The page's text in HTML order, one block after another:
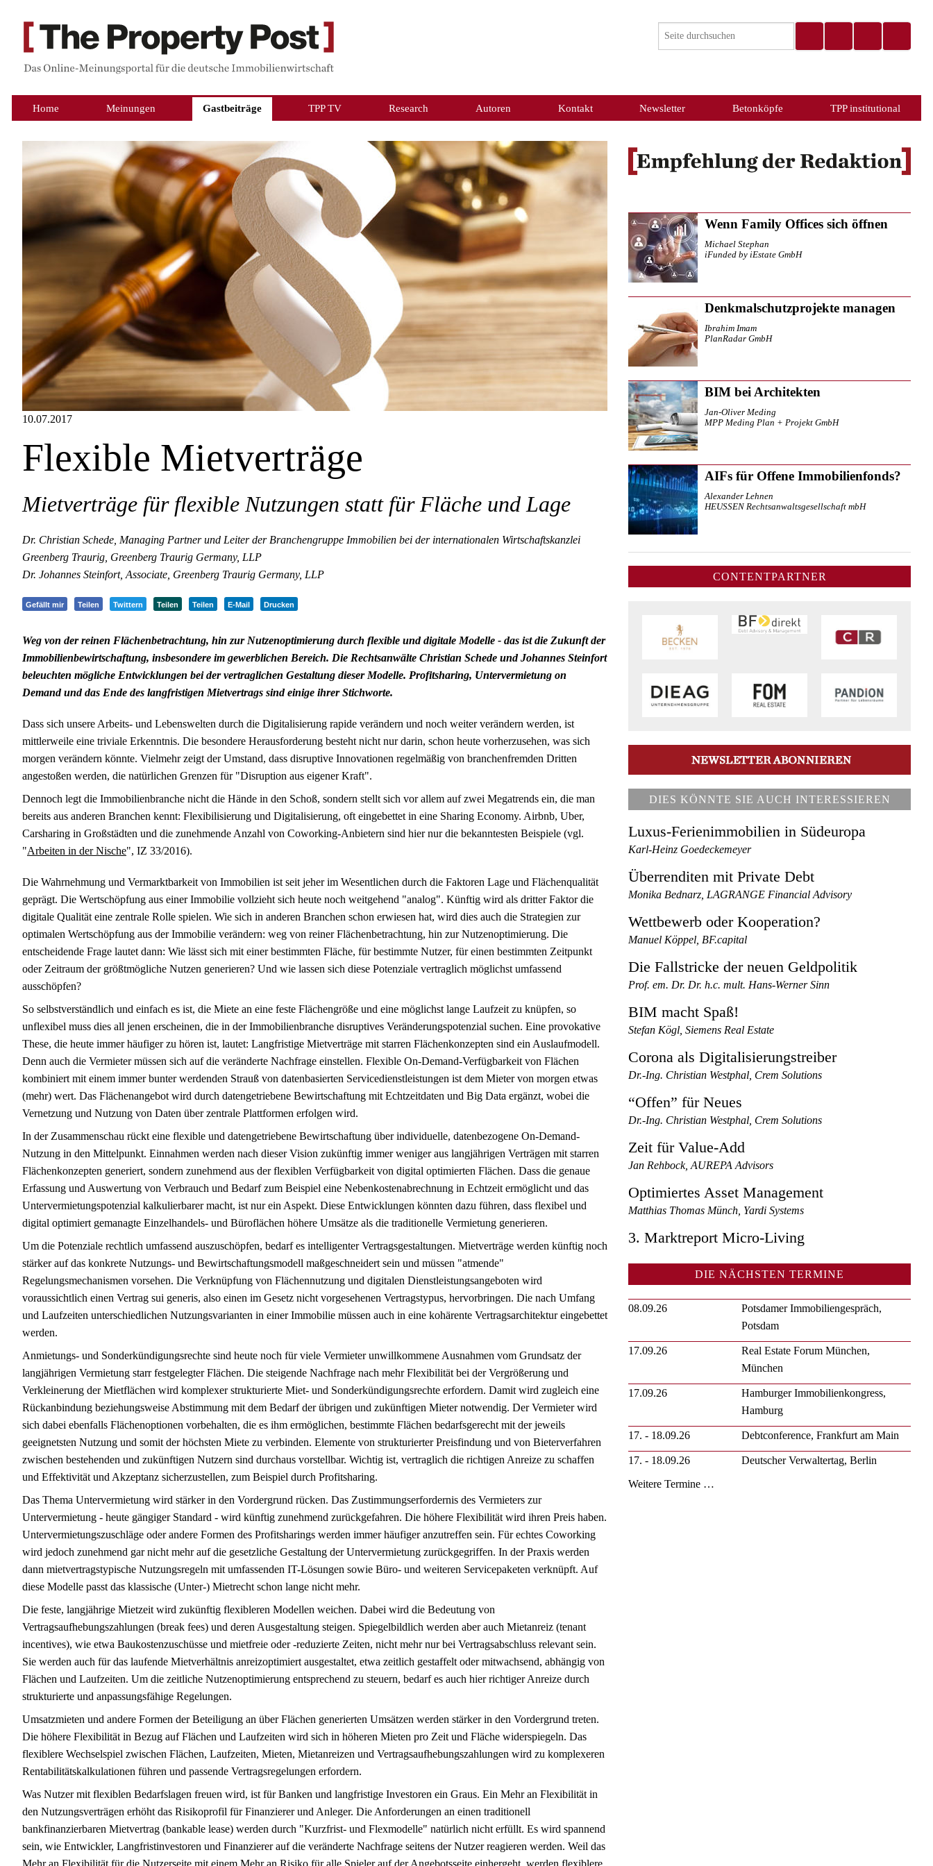
Home Meinungen Gastbeiträge TPP TV Research Autoren Kontakt Newsletter Betonköpfe TPP institutional
10.07.2017
Flexible Mietverträge
Mietverträge für flexible Nutzungen statt für Fläche und Lage
Dr. Christian Schede, Managing Partner und Leiter der Branchengruppe Immobilien bei der internationalen Wirtschaftskanzlei
Greenberg Traurig, Greenberg Traurig Germany, LLP
Dr. Johannes Steinfort, Associate, Greenberg Traurig Germany, LLP
Gefällt mir Teilen Twittern Teilen Teilen E-Mail Drucken
Weg von der reinen Flächenbetrachtung, hin zur Nutzenoptimierung durch flexible und digitale Modelle - das ist die Zukunft der
Immobilienbewirtschaftung, insbesondere im gewerblichen Bereich. Die Rechtsanwälte Christian Schede und Johannes Steinfort
beleuchten mögliche Entwicklungen bei der vertraglichen Gestaltung dieser Modelle. Profitsharing, Untervermietung on
Demand und das Ende des langfristigen Mietvertrags sind einige ihrer Stichworte.
Dass sich unsere Arbeits- und Lebenswelten durch die Digitalisierung rapide verändern und noch weiter verändern werden, ist
mittlerweile eine triviale Erkenntnis. Die besondere Herausforderung besteht nicht nur darin, schon heute vorherzusehen, was sich
morgen verändern könnte. Vielmehr zeigt der Umstand, dass disruptive Innovationen regelmäßig von branchenfremden Dritten
angestoßen werden, die natürlichen Grenzen für "Disruption aus eigener Kraft".
Dennoch legt die Immobilienbranche nicht die Hände in den Schoß, sondern stellt sich vor allem auf zwei Megatrends ein, die man
bereits aus anderen Branchen kennt: Flexibilisierung und Digitalisierung, oft eingebettet in eine Sharing Economy. Airbnb, Uber,
Carsharing in Großstädten und die zunehmende Anzahl von Coworking-Anbietern sind hier nur die bekanntesten Beispiele (vgl.
"Arbeiten in der Nische", IZ 33/2016).
Die Wahrnehmung und Vermarktbarkeit von Immobilien ist seit jeher im Wesentlichen durch die Faktoren Lage und Flächenqualität
geprägt. Die Wertschöpfung aus einer Immobilie vollzieht sich heute noch weitgehend "analog". Künftig wird als dritter Faktor die
digitale Qualität eine zentrale Rolle spielen. Wie sich in anderen Branchen schon erwiesen hat, wird dies auch die Strategien zur
optimalen Wertschöpfung aus der Immobilie verändern: weg von reiner Flächenbetrachtung, hin zur Nutzenoptimierung. Die
entscheidende Frage lautet dann: Wie lässt sich mit einer bestimmten Fläche, für bestimmte Nutzer, für einen bestimmten Zeitpunkt
oder Zeitraum der größtmögliche Nutzen generieren? Und wie lassen sich diese Potenziale vertraglich möglichst umfassend
ausschöpfen?
So selbstverständlich und einfach es ist, die Miete an eine feste Flächengröße und eine möglichst lange Laufzeit zu knüpfen, so
unflexibel muss dies all jenen erscheinen, die in der Immobilienbranche disruptives Veränderungspotenzial suchen. Eine provokative
These, die heute immer häufiger zu hören ist, lautet: Langfristige Mietverträge mit starren Flächenkonzepten sind ein Auslaufmodell.
Denn auch die Vermieter müssen sich auf die veränderte Nachfrage einstellen. Flexible On-Demand-Verfügbarkeit von Flächen
kombiniert mit einem immer bunter werdenden Strauß von datenbasierten Servicedienstleistungen ist dem Mieter von morgen etwas
(mehr) wert. Das Flächenangebot wird durch datengetriebene Bewirtschaftung mit Echtzeitdaten und Big Data ergänzt, wobei die
Vernetzung und Nutzung von Daten über zentrale Plattformen erfolgen wird.
In der Zusammenschau rückt eine flexible und datengetriebene Bewirtschaftung über individuelle, datenbezogene On-Demand-
Nutzung in den Mittelpunkt. Einnahmen werden nach dieser Vision zukünftig immer weniger aus langjährigen Verträgen mit starren
Flächenkonzepten generiert, sondern zunehmend aus der flexiblen Verfügbarkeit von digital optimierten Flächen. Dass die genaue
Erfassung und Auswertung von Verbrauch und Bedarf zum Beispiel eine Nebenkostenabrechnung in Echtzeit ermöglicht und das
Untervermietungspotenzial kalkulierbarer macht, ist nur ein Aspekt. Diese Entwicklungen könnten dazu führen, dass flexibel und
digital optimiert gemanagte Einzelhandels- und Büroflächen höhere Umsätze als die traditionelle Vermietung generieren.
Um die Potenziale rechtlich umfassend auszuschöpfen, bedarf es intelligenter Vertragsgestaltungen. Mietverträge werden künftig noch
stärker auf das konkrete Nutzungs- und Bewirtschaftungsmodell maßgeschneidert sein und müssen "atmende"
Regelungsmechanismen vorsehen. Die Verknüpfung von Flächennutzung und digitalen Dienstleistungsangeboten wird
voraussichtlich einen Vertrag sui generis, also einen im Gesetz nicht vorgesehenen Vertragstypus, hervorbringen. Die nach Umfang
und Laufzeiten unterschiedlichen Nutzungsvarianten in einer Immobilie müssen auch in eine kohärente Vertragsarchitektur eingebettet
werden.
Anmietungs- und Sonderkündigungsrechte sind heute noch für viele Vermieter unwillkommene Ausnahmen vom Grundsatz der
langjährigen Vermietung starr festgelegter Flächen. Die steigende Nachfrage nach mehr Flexibilität bei der Vergrößerung und
Verkleinerung der Mietflächen wird komplexer strukturierte Miet- und Sonderkündigungsrechte erfordern. Damit wird zugleich eine
Rückanbindung beziehungsweise Abstimmung mit dem Bedarf der übrigen und zukünftigen Mieter notwendig. Der Vermieter wird
sich dabei ebenfalls Flächenoptionen vorbehalten, die es ihm ermöglichen, bestimmte Flächen bedarfsgerecht mit der jeweils
geeignetsten Nutzung und somit der höchsten Miete zu verbinden. Elemente von strukturierter Preisfindung und von Bieterverfahren
zwischen bestehenden und zukünftigen Nutzern sind durchaus vorstellbar. Wichtig ist, vertraglich die richtigen Anreize zu schaffen
und Effektivität und Akzeptanz sicherzustellen, zum Beispiel durch Profitsharing.
Das Thema Untervermietung wird stärker in den Vordergrund rücken. Das Zustimmungserfordernis des Vermieters zur
Untervermietung - heute gängiger Standard - wird künftig zunehmend zurückgefahren. Die höhere Flexibilität wird ihren Preis haben.
Untervermietungszuschläge oder andere Formen des Profitsharings werden immer häufiger anzutreffen sein. Für echtes Coworking
wird jedoch zunehmend gar nicht mehr auf die gesetzliche Gestaltung der Untervermietung zurückgegriffen. In der Praxis werden
dann mietvertragstypische Nutzungsregeln mit umfassenden IT-Lösungen sowie Büro- und weiteren Servicepaketen verknüpft. Auf
diese Modelle passt das klassische (Unter-) Mietrecht schon lange nicht mehr.
Die feste, langjährige Mietzeit wird zukünftig flexibleren Modellen weichen. Dabei wird die Bedeutung von
Vertragsaufhebungszahlungen (break fees) und deren Ausgestaltung steigen. Spiegelbildlich werden aber auch Mietanreiz (tenant
incentives), wie etwa Baukostenzuschüsse und mietfreie oder -reduzierte Zeiten, nicht mehr nur bei Vertragsabschluss relevant sein.
Sie werden auch für das laufende Mietverhältnis anreizoptimiert ausgestaltet, etwa zeitlich gestaffelt oder mitwachsend, abhängig von
Flächen und Laufzeiten. Um die zeitliche Nutzenoptimierung entsprechend zu steuern, bedarf es auch hier richtiger Anreize durch
strukturierte und anpassungsfähige Regelungen.
Umsatzmieten und andere Formen der Beteiligung an über Flächen generierten Umsätzen werden stärker in den Vordergrund treten.
Die höhere Flexibilität in Bezug auf Flächen und Laufzeiten wird sich in höheren Mieten pro Zeit und Fläche widerspiegeln. Das
flexiblere Wechselspiel zwischen Flächen, Laufzeiten, Mieten, Mietanreizen und Vertragsaufhebungszahlungen wird zu komplexeren
Rentabilitätskalkulationen führen und passende Vertragsregelungen erfordern.
Was Nutzer mit flexiblen Bedarfslagen freuen wird, ist für Banken und langfristige Investoren ein Graus. Ein Mehr an Flexibilität in
den Nutzungsverträgen erhöht das Risikoprofil für Finanzierer und Anleger. Die Anforderungen an einen traditionell
bankfinanzierbaren Mietvertrag (bankable lease) werden durch "Kurzfrist- und Flexmodelle" natürlich nicht erfüllt. Es wird spannend
sein, wie Entwickler, Langfristinvestoren und Finanzierer auf die veränderte Nachfrage seitens der Nutzer reagieren werden. Weil das
Mehr an Flexibilität für die Nutzerseite mit einem Mehr an Risiko für alle Spieler auf der Angebotsseite einhergeht, werden flexiblere
Wenn Family Offices sich öffnen
Michael Stephan
iFunded by iEstate GmbH
Denkmalschutzprojekte managen
Ibrahim Imam
PlanRadar GmbH
BIM bei Architekten
Jan-Oliver Meding
MPP Meding Plan + Projekt GmbH
AIFs für Offene Immobilienfonds?
Alexander Lehnen
HEUSSEN Rechtsanwaltsgesellschaft mbH
CONTENTPARTNER
DIES KÖNNTE SIE AUCH INTERESSIEREN
Luxus-Ferienimmobilien in Südeuropa
Karl-Heinz Goedeckemeyer
Überrenditen mit Private Debt
Monika Bednarz, LAGRANGE Financial Advisory
Wettbewerb oder Kooperation?
Manuel Köppel, BF.capital
Die Fallstricke der neuen Geldpolitik
Prof. em. Dr. Dr. h.c. mult. Hans-Werner Sinn
BIM macht Spaß!
Stefan Kögl, Siemens Real Estate
Corona als Digitalisierungstreiber
Dr.-Ing. Christian Westphal, Crem Solutions
“Offen” für Neues
Dr.-Ing. Christian Westphal, Crem Solutions
Zeit für Value-Add
Jan Rehbock, AUREPA Advisors
Optimiertes Asset Management
Matthias Thomas Münch, Yardi Systems
3. Marktreport Micro-Living
DIE NÄCHSTEN TERMINE
08.09.26
Potsdamer Immobiliengespräch,
Potsdam
17.09.26
Real Estate Forum München,
München
17.09.26
Hamburger Immobilienkongress,
Hamburg
17. - 18.09.26 Debtconference, Frankfurt am Main
17. - 18.09.26
Deutscher Verwaltertag, Berlin
Weitere Termine …